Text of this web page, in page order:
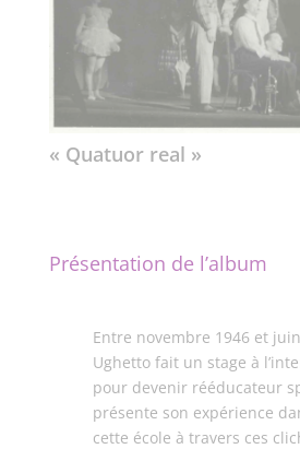
« Quatuor real »
Présentation de l’album
Entre novembre 1946 et
Ughetto fait un stage à
pour devenir rééducateur
présente son expérience
cette école à travers ces